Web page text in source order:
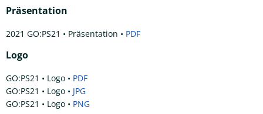
Präsentation
2021 GO:PS21 • Präsentation • PDF
Logo
GO:PS21 • Logo • PDF
GO:PS21 • Logo • JPG
GO:PS21 • Logo • PNG